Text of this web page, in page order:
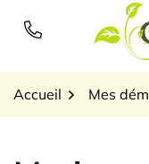
Accueil Mes